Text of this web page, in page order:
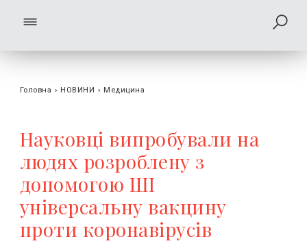
Головна › НОВИНИ › Медицина
Науковці випробували на
людях розроблену з
допомогою ШІ
універсальну вакцину
проти коронавірусів